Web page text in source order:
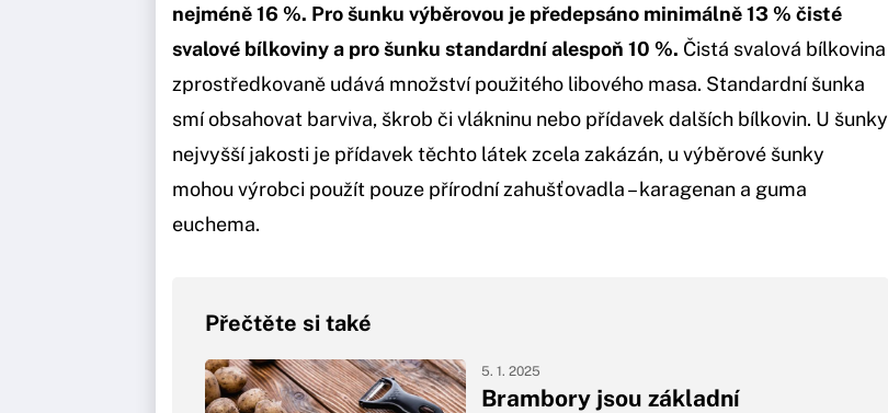
nejméně 16 %. Pro šunku výběrovou je předepsáno minimálně 13 % čisté
svalové bílkoviny a pro šunku standardní alespoň 10 %. Čistá svalová bílkovina
zprostředkovaně udává množství použitého libového masa. Standardní šunka
smí obsahovat barviva, škrob či vlákninu nebo přídavek dalších bílkovin. U šunky
nejvyšší jakosti je přídavek těchto látek zcela zakázán, u výběrové šunky
mohou výrobci použít pouze přírodní zahušťovadla – karagenan a guma
euchema.
Přečtěte si také
Brambory jsou základní
5. 1. 2025